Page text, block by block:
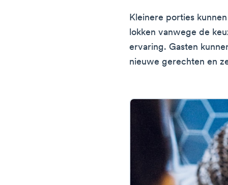
Kleinere porties
lokken vanwege de
ervaring. Gasten
nieuwe gerechten en